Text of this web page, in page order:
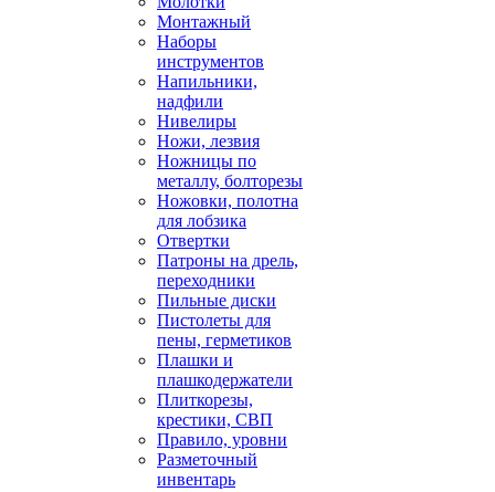
Монтажный
Наборы
инструментов
Напильники,
надфили
Нивелиры
Ножи, лезвия
Ножницы по
металлу, болторезы
Ножовки, полотна
для лобзика
Отвертки
Патроны на дрель,
переходники
Пильные диски
Пистолеты для
пены, герметиков
Плашки и
плашкодержатели
Плиткорезы,
крестики, СВП
Правило, уровни
Разметочный
инвентарь